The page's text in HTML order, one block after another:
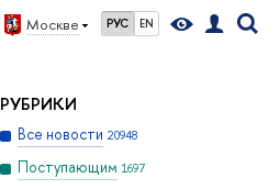
Москве РУС EN
РУБРИКИ
Все новости 20948
Поступающим 1697